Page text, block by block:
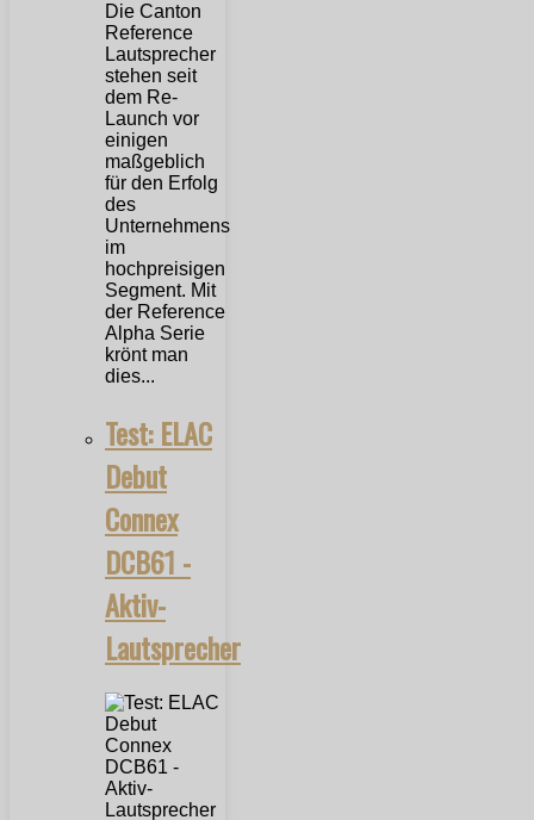
Die Canton
Reference
Lautsprecher
stehen seit
dem Re-
Launch vor
einigen
maßgeblich
für den Erfolg
des
Unternehmens
im
hochpreisigen
Segment. Mit
der Reference
Alpha Serie
krönt man
dies...
Test: ELAC
Debut
Connex
DCB61 -
Aktiv-
Lautsprecher